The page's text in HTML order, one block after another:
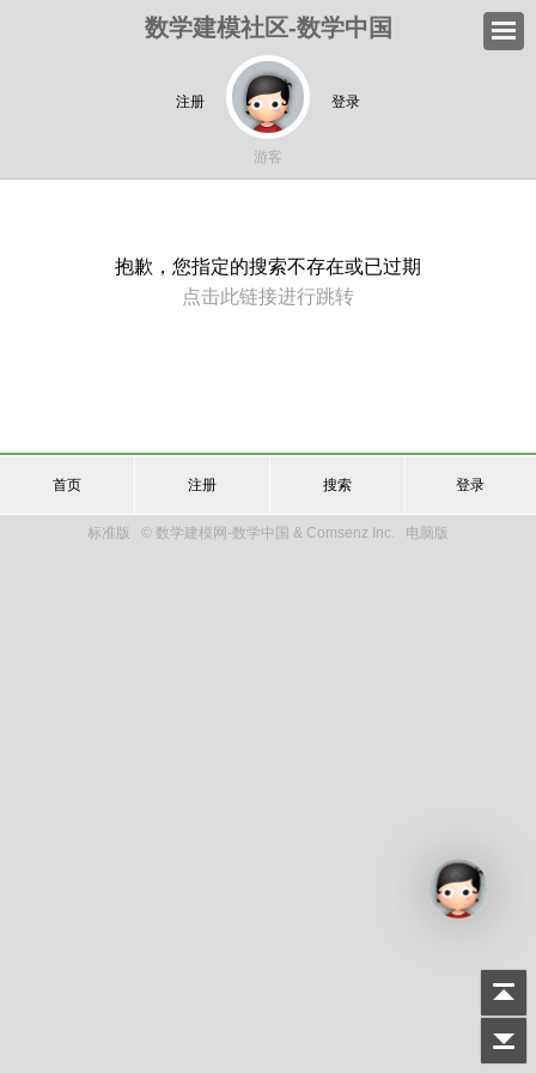
数学建模社区-数学中国
注册 登录
游客
抱歉，您指定的搜索不存在或已过期
点击此链接进行跳转
首页 注册 搜索 登录
标准版 © 数学建模网-数学中国 & Comsenz Inc. 电脑版